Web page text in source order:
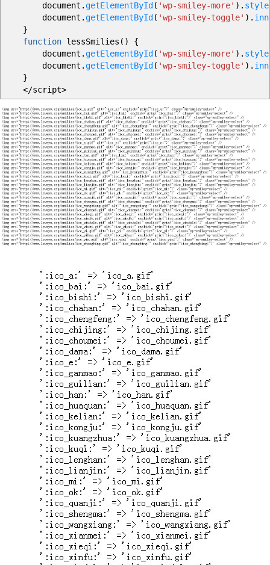
document.getElementById ( 'wp-smiley-more' ) . style
document.getElementById ( 'wp-smiley-toggle' ) .
}
function lessSmilies ( )
{
document.getElementById ( 'wp-smiley-more' ) . style
document.getElementById ( 'wp-smiley-toggle' ) .
}
</script>